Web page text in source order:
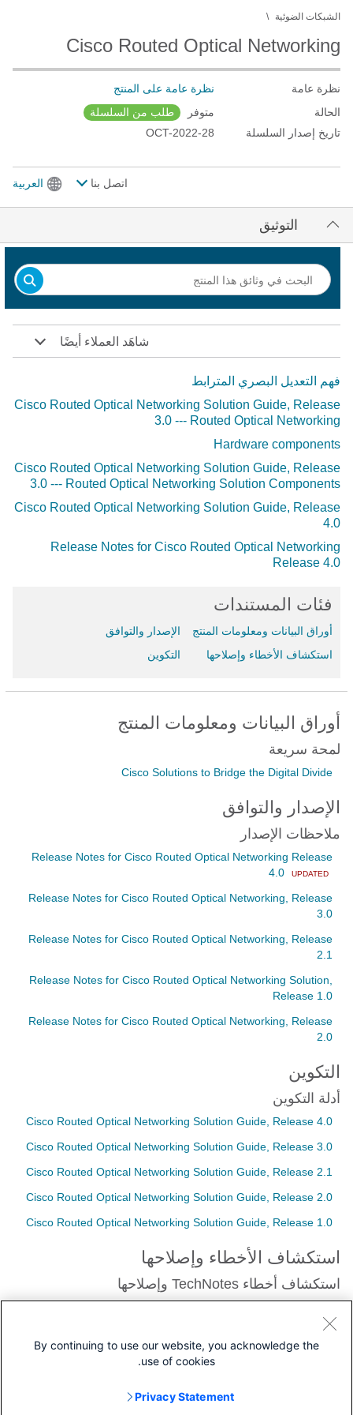
الشبكات الضوئية
Cisco Routed Optical Networking
نظرة عامة
نظرة عامة على المنتج
الحالة
متوفر
طلب من السلسلة
تاريخ إصدار السلسلة
28-OCT-2022
اتصل بنا العربية
التوثيق
شاهَد العملاء أيضًا
فهم التعديل البصري المترابط
Cisco Routed Optical Networking Solution Guide, Release
3.0 --- Routed Optical Networking
Hardware components
Cisco Routed Optical Networking Solution Guide, Release
3.0 --- Routed Optical Networking Solution Components
Cisco Routed Optical Networking Solution Guide, Release
4.0
Release Notes for Cisco Routed Optical Networking
Release 4.0
فئات المستندات
أوراق البيانات ومعلومات المنتج
استكشاف الأخطاء وإصلاحها
الإصدار والتوافق
التكوين
أوراق البيانات ومعلومات المنتج
لمحة سريعة
Cisco Solutions to Bridge the Digital Divide
الإصدار والتوافق
ملاحظات الإصدار
Release Notes for Cisco Routed Optical Networking Release
4.0
UPDATED
Release Notes for Cisco Routed Optical Networking, Release
3.0
Release Notes for Cisco Routed Optical Networking, Release
2.1
Release Notes for Cisco Routed Optical Networking Solution,
Release 1.0
Release Notes for Cisco Routed Optical Networking, Release
2.0
التكوين
أدلة التكوين
Cisco Routed Optical Networking Solution Guide, Release 4.0
Cisco Routed Optical Networking Solution Guide, Release 3.0
Cisco Routed Optical Networking Solution Guide, Release 2.1
Cisco Routed Optical Networking Solution Guide, Release 2.0
Cisco Routed Optical Networking Solution Guide, Release 1.0
استكشاف الأخطاء وإصلاحها
استكشاف أخطاء TechNotes وإصلاحها
حساب حدود بت EC على وحدات التحكم CoherentDSP
By continuing to use our website, you acknowledge the
use of cookies.
Privacy Statement